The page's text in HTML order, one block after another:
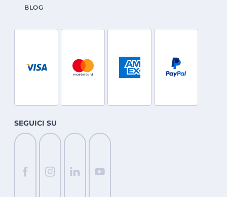
BLOG
SEGUICI SU